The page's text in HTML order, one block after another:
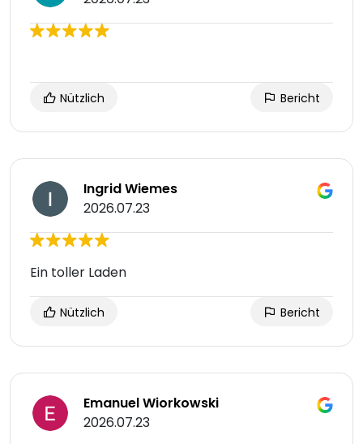
Nützlich Bericht
Ingrid Wiemes
2026.07.23
Ein toller Laden
Nützlich Bericht
Emanuel Wiorkowski
2026.07.23